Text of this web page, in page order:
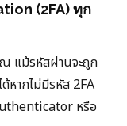
(2FA) ทุก
แม้รหัสผ่านจะถูก
หากไม่มีรหัส 2FA
หรือ